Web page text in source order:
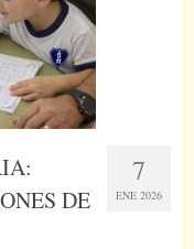
7
ENE 2026
DE